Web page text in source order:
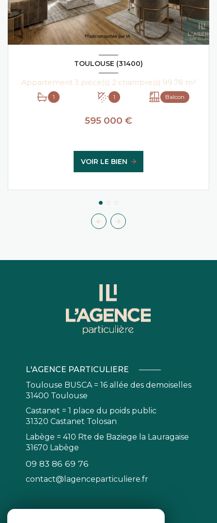
TOULOUSE (31400)
Appartement 3 pièce(s) 2 chambre(s) 99.78 m²
1 1 Balcon
595 000 €
VOIR LE BIEN
L'AGENCE PARTICULIERE
Toulouse BUSCA = 16 allée des demoiselles
31400 Toulouse
Castanet = 1 place du poids public
31320 Castanet Tolosan
Labège = 410 Rte de Baziege la Lauragaise
31670 Labège
09 83 86 69 76
contact@lagenceparticuliere.fr